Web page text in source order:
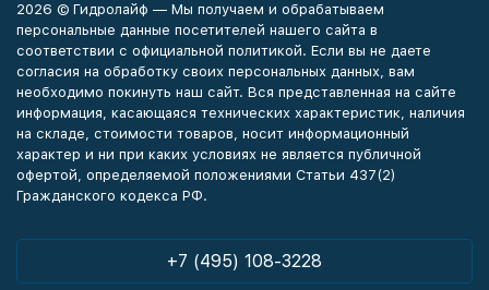
2026 © Гидролайф — Мы получаем и обрабатываем
персональные данные посетителей нашего сайта в
соответствии с официальной политикой. Если вы не даете
согласия на обработку своих персональных данных, вам
необходимо покинуть наш сайт. Вся представленная на сайте
информация, касающаяся технических характеристик, наличия
на складе, стоимости товаров, носит информационный
характер и ни при каких условиях не является публичной
офертой, определяемой положениями Статьи 437(2)
Гражданского кодекса РФ.
+7 (495) 108-3228